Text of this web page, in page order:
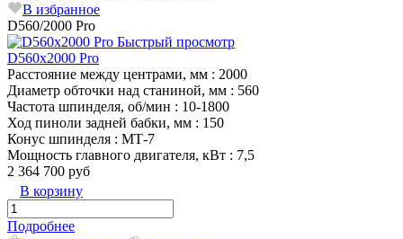
В избранное
D560/2000 Pro
Быстрый просмотр
D560x2000 Pro
Расстояние между центрами, мм : 2000
Диаметр обточки над станиной, мм : 560
Частота шпинделя, об/мин : 10-1800
Ход пиноли задней бабки, мм : 150
Конус шпинделя : MТ-7
Мощность главного двигателя, кВт : 7,5
2 364 700 руб
В корзину
Подробнее